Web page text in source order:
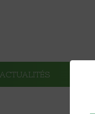
ACTUALITÉS